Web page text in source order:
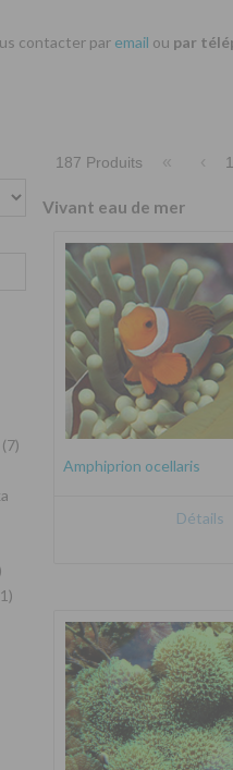
contacter par email ou par
187 Produits « ‹
Vivant eau de mer
Amphiprion ocellaris
Détails